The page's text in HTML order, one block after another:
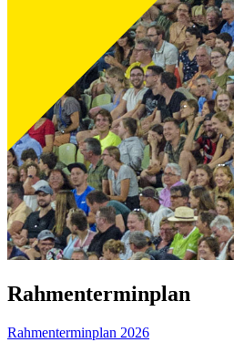
Rahmenterminplan
Rahmenterminplan 2026